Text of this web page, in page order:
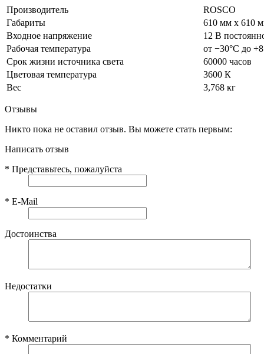
Производитель
ROSCO
Габариты
610 мм x 610
Входное напряжение
12 В
Рабочая температура
от −30°С до
Срок жизни источника света
60000 часов
Цветовая температура
3600 К
Вес
3,768 кг
Отзывы
Никто пока не оставил отзыв. Вы можете стать первым:
Написать отзыв
* Представьтесь, пожалуйста
* E-Mail
Достоинства
Недостатки
* Комментарий